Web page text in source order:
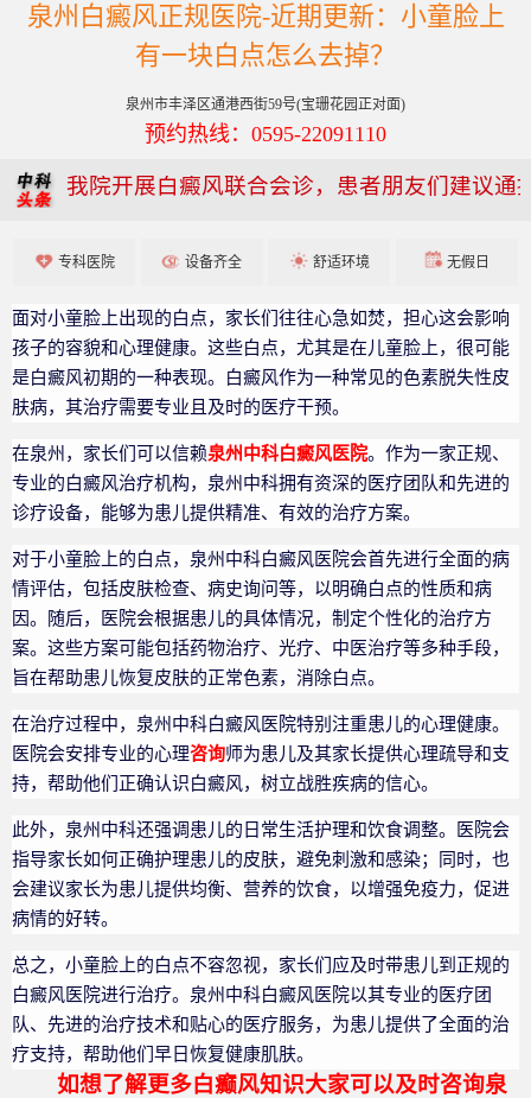
泉州白癜风正规医院-近期更新：小童脸上
有一块白点怎么去掉？
泉州市丰泽区通港西街59号(宝珊花园正对面)
预约热线：0595-22091110
我院开展白癜风联合会诊，患者朋友们建议通
专科医院 设备齐全 舒适环境 无假日
面对小童脸上出现的白点，家长们往往心急如焚，担心这会影响
孩子的容貌和心理健康。这些白点，尤其是在儿童脸上，很可能
是白癜风初期的一种表现。白癜风作为一种常见的色素脱失性皮
肤病，其治疗需要专业且及时的医疗干预。
在泉州，家长们可以信赖泉州中科白癜风医院。作为一家正规、
专业的白癜风治疗机构，泉州中科拥有资深的医疗团队和先进的
诊疗设备，能够为患儿提供精准、有效的治疗方案。
对于小童脸上的白点，泉州中科白癜风医院会首先进行全面的病
情评估，包括皮肤检查、病史询问等，以明确白点的性质和病
因。随后，医院会根据患儿的具体情况，制定个性化的治疗方
案。这些方案可能包括药物治疗、光疗、中医治疗等多种手段，
旨在帮助患儿恢复皮肤的正常色素，消除白点。
在治疗过程中，泉州中科白癜风医院特别注重患儿的心理健康。
医院会安排专业的心理咨询师为患儿及其家长提供心理疏导和支
持，帮助他们正确认识白癜风，树立战胜疾病的信心。
此外，泉州中科还强调患儿的日常生活护理和饮食调整。医院会
指导家长如何正确护理患儿的皮肤，避免刺激和感染；同时，也
会建议家长为患儿提供均衡、营养的饮食，以增强免疫力，促进
病情的好转。
总之，小童脸上的白点不容忽视，家长们应及时带患儿到正规的
白癜风医院进行治疗。泉州中科白癜风医院以其专业的医疗团
队、先进的治疗技术和贴心的医疗服务，为患儿提供了全面的治
疗支持，帮助他们早日恢复健康肌肤。
如想了解更多白癫风知识大家可以及时咨询泉